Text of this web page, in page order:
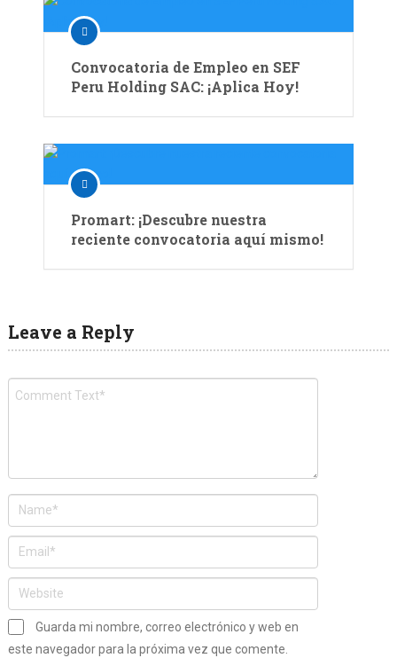
Convocatoria de Empleo en SEF
Peru Holding SAC: ¡Aplica Hoy!
Promart: ¡Descubre nuestra
reciente convocatoria aquí mismo!
Leave a Reply
Guarda mi nombre, correo electrónico y web en
este navegador para la próxima vez que comente.